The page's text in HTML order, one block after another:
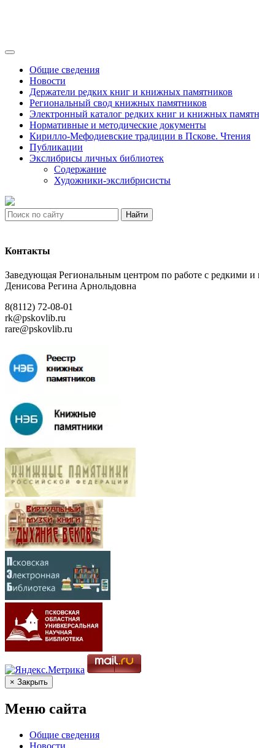
Общие сведения
Новости
Держатели редких книг и книжных памятников
Региональный свод книжных памятников
Электронный каталог редких книг и книжных
Нормативные и методические документы
Кирилло-Мефодиевские традиции в Пскове. Чтения
Публикации
Экслибрисы личных библиотек
Содержание
Художники-экслибрисисты
Найти
Контакты
Заведующая Региональным центром по работе с
Денисова Регина Арнольдовна
8(8112) 72-08-01
rk@pskovlib.ru
rare@pskovlib.ru
× Закрыть
Меню сайта
Общие сведения
Новости